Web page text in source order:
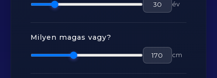
év
Milyen magas vagy?
cm